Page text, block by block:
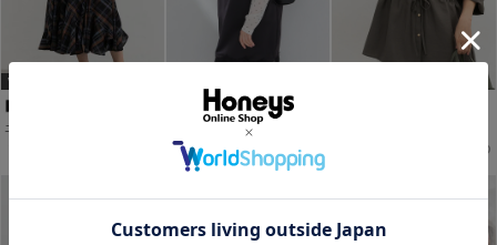
WEB限定ｻｲｽﾞ[3L]
エスカルゴスカート レース付キャミワンピース
￥2,980 税込